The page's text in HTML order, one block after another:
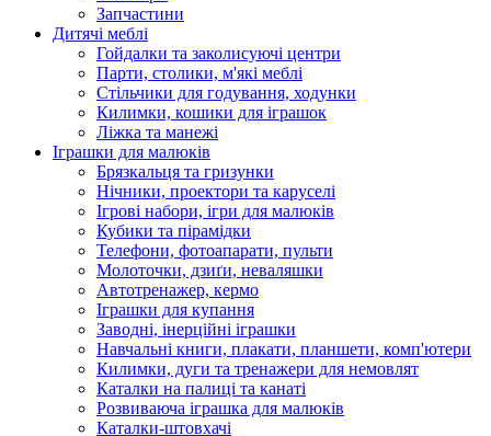
Запчастини
Дитячі меблі
Гойдалки та заколисуючі центри
Парти, столики, м'які меблі
Стільчики для годування, ходунки
Килимки, кошики для іграшок
Ліжка та манежі
Іграшки для малюків
Брязкальця та гризунки
Нічники, проектори та каруселі
Ігрові набори, ігри для малюків
Кубики та пірамідки
Телефони, фотоапарати, пульти
Молоточки, дзиґи, неваляшки
Автотренажер, кермо
Іграшки для купання
Заводні, інерційні іграшки
Навчальні книги, плакати, планшети, комп'ютери
Килимки, дуги та тренажери для немовлят
Каталки на палиці та канаті
Розвиваюча іграшка для малюків
Каталки-штовхачі